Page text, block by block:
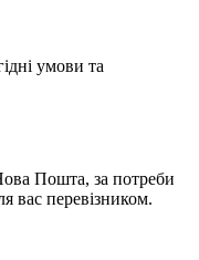
умови та
Пошта, за потреби
вас перевізником.